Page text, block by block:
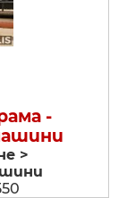
-
>